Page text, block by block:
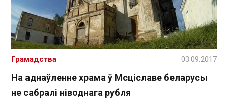
На аднаўленне храма ў Мсціславе беларусы
не сабралі ніводнага рубля
Грамадства 03.09.2017